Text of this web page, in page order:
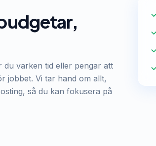
du varken tid eller pengar att
jobbet. Vi tar hand om allt,
så du kan fokusera på